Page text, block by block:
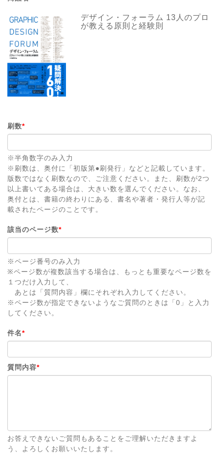
デザイン・フォーラム 13人のプロ
が教える原則と経験則
刷数*
※半角数字のみ入力
※刷数は、奥付に「初版第●刷発行」などと記載しています。
版数ではなく刷数なので、ご注意ください。また、刷数が2つ
以上書いてある場合は、大きい数を選んでください。なお、
奥付とは、書籍の終わりにある、書名や著者・発行人等が記
載されたページのことです。
該当のページ数*
※ページ番号のみ入力
※ページ数が複数該当する場合は、もっとも重要なページ数を
１つだけ入力して、
あとは「質問内容」欄にそれぞれ入力してください。
※ページ数が指定できないようなご質問のときは「0」と入力
してください。
件名*
質問内容*
お答えできないご質問もあることをご理解いただきますよ
う、よろしくお願いいたします。